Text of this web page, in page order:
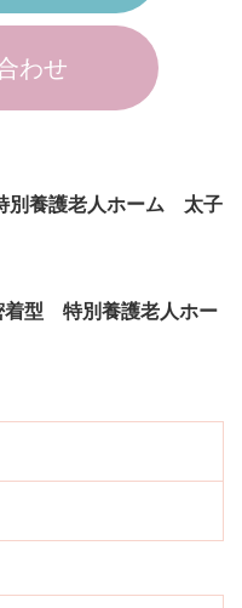
わせ
別養護老人ホーム 太子
着型 特別養護老人ホー